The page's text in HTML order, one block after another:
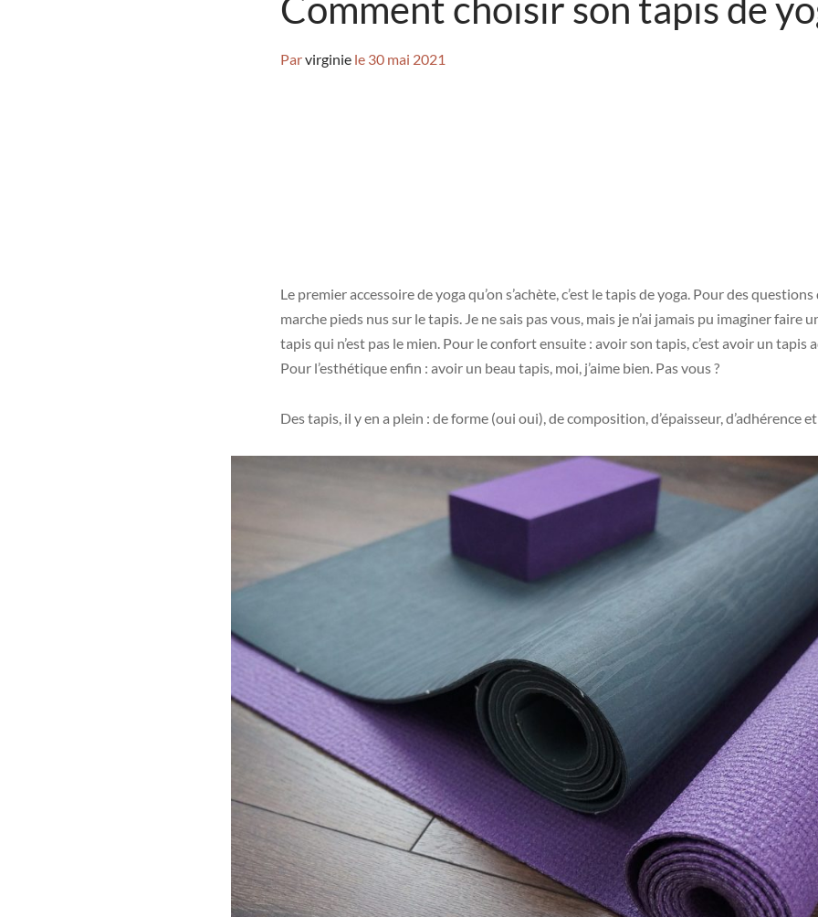
Comment choisir son tapis de
Parvirginie le 30 mai 2021
Le premier accessoire de yoga qu’on s’achète, c’est le tapis de yoga. Pour des
marche pieds nus sur le tapis. Je ne sais pas vous, mais je n’ai jamais pu imaginer faire
tapis qui n’est pas le mien. Pour le confort ensuite : avoir son tapis, c’est avoir un tapis
Pour l’esthétique enfin : avoir un beau tapis, moi, j’aime bien. Pas vous ?
Des tapis, il y en a plein : de forme (oui oui), de composition, d’épaisseur, d’adhérence